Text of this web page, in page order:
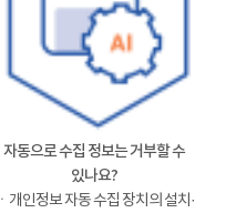
자동으로 수집 정보는 거부할 수
있나요?
ㆍ개인정보 자동 수집 장치의 설치·